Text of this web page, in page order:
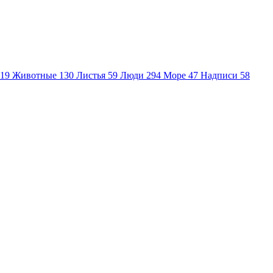
19 Животные 130 Листья 59 Люди 294 Море 47 Надписи 58